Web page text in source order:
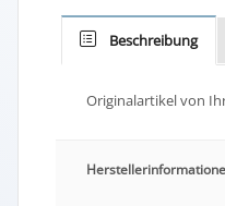
Beschreibung
Originalartikel von